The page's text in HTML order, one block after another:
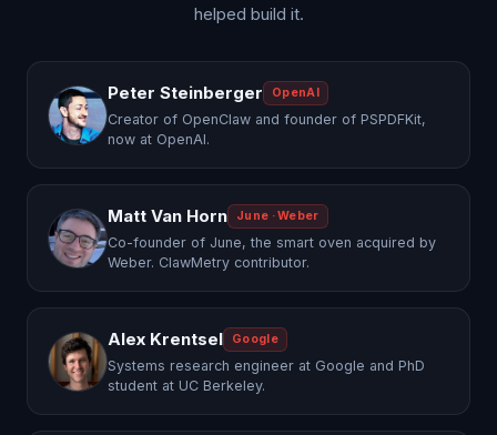
helped build it.
Peter Steinberger OpenAI
Creator of OpenClaw and founder of PSPDFKit,
now at OpenAI.
Matt Van Horn June · Weber
Co-founder of June, the smart oven acquired by
Weber. ClawMetry contributor.
Alex Krentsel Google
Systems research engineer at Google and PhD
student at UC Berkeley.